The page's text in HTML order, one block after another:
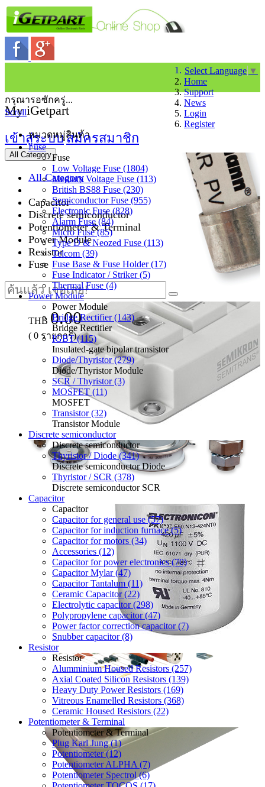
Select Language ▼
Home
Support
News
Login
Register
My iGetpart
เข้าสู่ระบบสมัครสมาชิก
All Category
All Category
Capacitor
Discrete semiconductor
Potentiometer & Terminal
Power Module
Resistor
Fuse
THB 0.00
( 0 รายการ)
กรุณารอซักครู่...
Scroll
หมวดหมู่สินค้า
Fuse
Fuse
Low Voltage Fuse (1804)
Medium Voltage Fuse (113)
British BS88 Fuse (230)
Semiconductor Fuse (955)
Electronic Fuse (828)
Alarm Fuse (84)
Micro Fuse (85)
Type D & Neozed Fuse (113)
Telcom (39)
Fuse Base & Fuse Holder (17)
Fuse Indicator / Striker (5)
Thermal Fuse (4)
Power Module
Power Module
Bridge Rectifier (143)
Bridge Rectifier
IGBT (115)
Insulated-gate bipolar transistor
Diode/Thyristor (279)
Diode/Thyristor Module
SCR / Thyristor (3)
MOSFET (11)
MOSFET
Transistor (32)
Transistor Module
Discrete semiconductor
Discrete semiconductor
Thyristor / Diode (341)
Discrete semiconductor Diode
Thyristor / SCR (378)
Discrete semiconductor SCR
Capacitor
Capacitor
Capacitor for general use (57)
Capacitor for induction furnace (5)
Capacitor for motors (34)
Accessories (12)
Capacitor for power electronics (70)
Capacitor Mylar (47)
Capacitor Tantalum (11)
Ceramic Capacitor (22)
Electrolytic capacitor (298)
Polypropylene capacitor (47)
Power factor correction capacitor (7)
Snubber capacitor (8)
Resistor
Resistor
Alumminium Housed Resistors (257)
Axial Coated Silicon Resistors (139)
Heavy Duty Power Resistors (169)
Vitreous Enamelled Resistors (368)
Ceramic Housed Resistors (22)
Potentiometer & Terminal
Potentiometer & Terminal
Plug Karl Jung (1)
Potentiometer (12)
Potentiometer ALPHA (7)
Potentiometer Spectrol (6)